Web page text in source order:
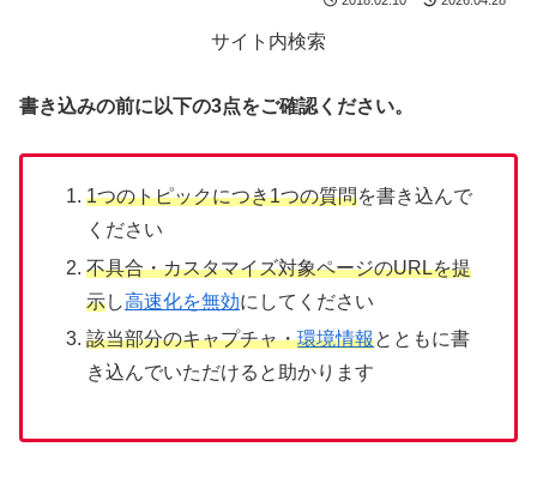
サイト内検索
書き込みの前に以下の3点をご確認ください。
1つのトピックにつき1つの質問を書き込んで
ください
不具合・カスタマイズ対象ページのURLを提
示し高速化を無効にしてください
該当部分のキャプチャ・環境情報とともに書
き込んでいただけると助かります